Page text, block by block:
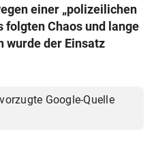
einer „polizeilichen
folgten Chaos und lange
wurde der Einsatz
Google-Quelle